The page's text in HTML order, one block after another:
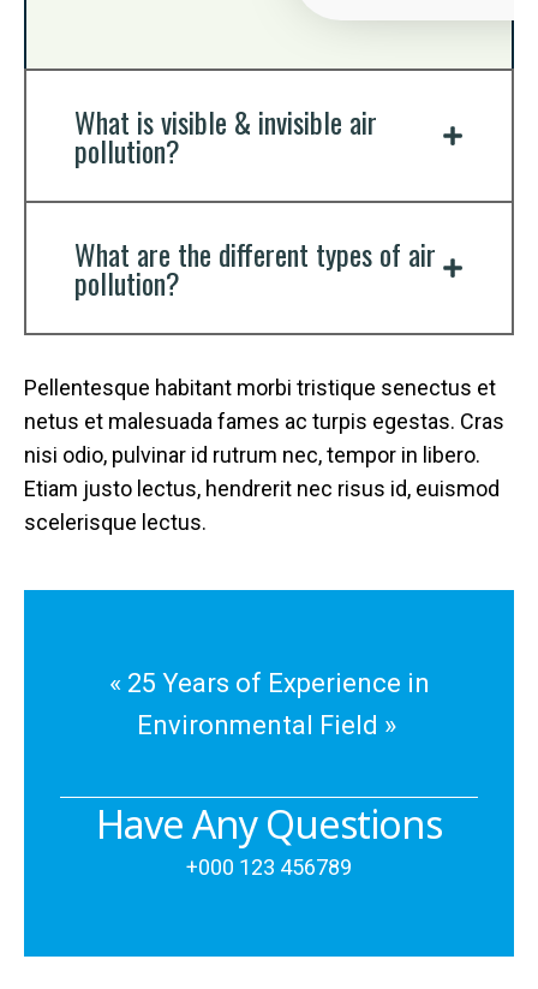
« 25 Years of Experience in
Environmental Field »
Have Any Questions
+000 123 456789
What is visible & invisible air
pollution?
What are the different types of air
pollution?
Pellentesque habitant morbi tristique senectus et
netus et malesuada fames ac turpis egestas. Cras
nisi odio, pulvinar id rutrum nec, tempor in libero.
Etiam justo lectus, hendrerit nec risus id, euismod
scelerisque lectus.